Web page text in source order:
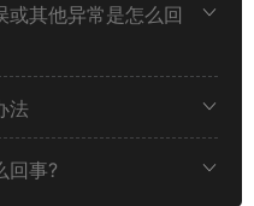
或其他异常是怎么回
法
回事?